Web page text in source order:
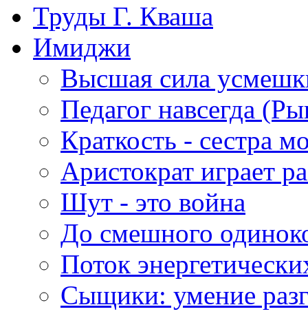
Труды Г. Кваша
Имиджи
Высшая сила
Педагог навсегда
Краткость - сестра
Аристократ играет
Шут - это война
До смешного
Поток
Сыщики: умение